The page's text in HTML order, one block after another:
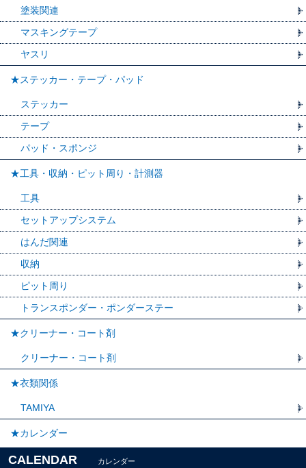
塗装関連
マスキングテープ
ヤスリ
★ステッカー・テープ・パッド
ステッカー
テープ
パッド・スポンジ
★工具・収納・ピット周り・計測器
工具
セットアップシステム
はんだ関連
収納
ピット周り
トランスポンダー・ポンダーステー
★クリーナー・コート剤
クリーナー・コート剤
★衣類関係
TAMIYA
★カレンダー
CALENDAR カレンダー